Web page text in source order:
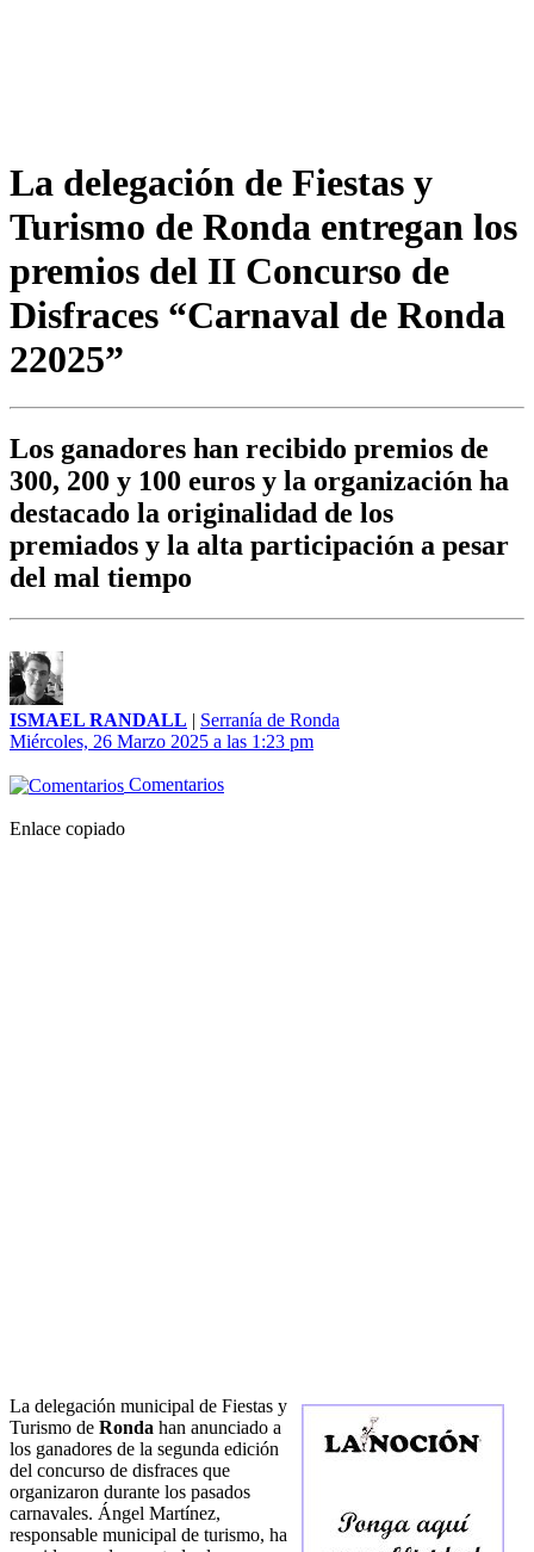
La delegación de Fiestas y
Turismo de Ronda entregan los
premios del II Concurso de
Disfraces “Carnaval de Ronda
22025”
Los ganadores han recibido premios de
300, 200 y 100 euros y la organización ha
destacado la originalidad de los
premiados y la alta participación a pesar
del mal tiempo
ISMAEL RANDALL | Serranía de Ronda
Miércoles, 26 Marzo 2025 a las 1:23 pm
Comentarios
Enlace copiado
La delegación municipal de Fiestas y
Turismo de Ronda han anunciado a
los ganadores de la segunda edición
del concurso de disfraces que
organizaron durante los pasados
carnavales. Ángel Martínez,
responsable municipal de turismo, ha